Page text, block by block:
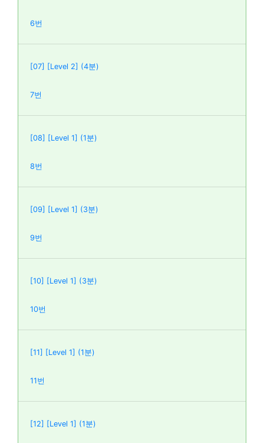
6번
[07] [Level 2] (4분)
7번
[08] [Level 1] (1분)
8번
[09] [Level 1] (3분)
9번
[10] [Level 1] (3분)
10번
[11] [Level 1] (1분)
11번
[12] [Level 1] (1분)